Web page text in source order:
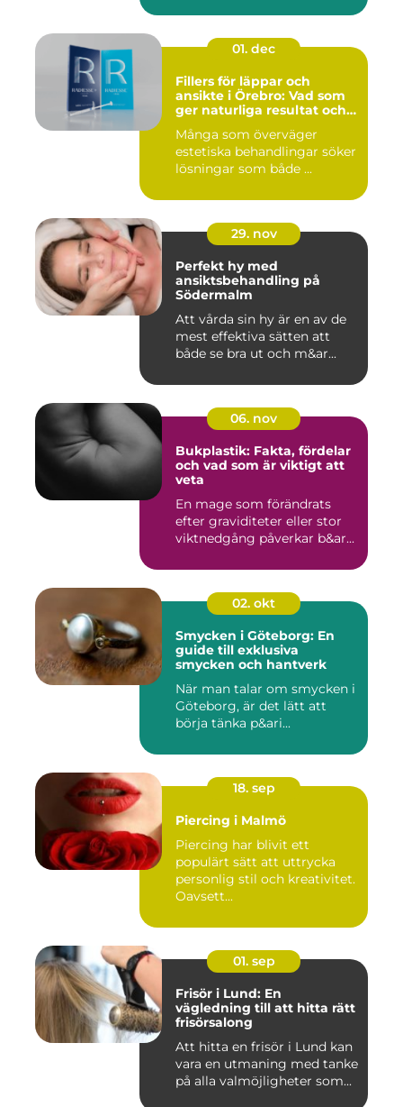
01. dec
Fillers för läppar och
ansikte i Örebro: Vad som
ger naturliga resultat och
Många som överväger
estetiska behandlingar söker
lösningar som både ...
29. nov
Perfekt hy med
ansiktsbehandling på
Södermalm
Att vårda sin hy är en av de
mest effektiva sätten att
både se bra ut och m&ar...
06. nov
Bukplastik: Fakta, fördelar
och vad som är viktigt att
veta
En mage som förändrats
efter graviditeter eller stor
viktnedgång påverkar b&ar...
02. okt
Smycken i Göteborg: En
guide till exklusiva
smycken och hantverk
När man talar om smycken i
Göteborg, är det lätt att
börja tänka p&ari...
18. sep
Piercing i Malmö
Piercing har blivit ett
populärt sätt att uttrycka
personlig stil och kreativitet.
Oavsett...
01. sep
Frisör i Lund: En
vägledning till att hitta rätt
frisörsalong
Att hitta en frisör i Lund kan
vara en utmaning med tanke
på alla valmöjligheter som...